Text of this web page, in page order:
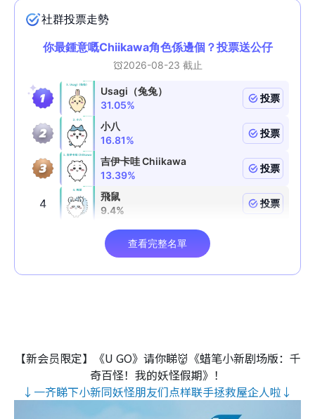
【新会员限定】《U GO》请你睇👹《蜡笔小新剧场版：千
奇百怪！我的妖怪假期》！
↓一齐睇下小新同妖怪朋友们点样联手拯救屋企人啦↓